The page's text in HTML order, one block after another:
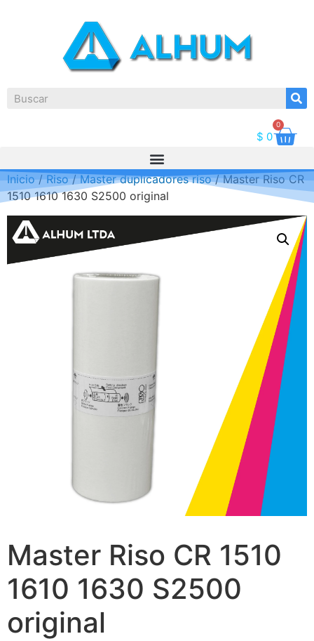
$ 0
0
Inicio/Riso/Master duplicadores riso/ Master Riso CR
1510 1610 1630 S2500 original
Master Riso CR 1510
1610 1630 S2500
original